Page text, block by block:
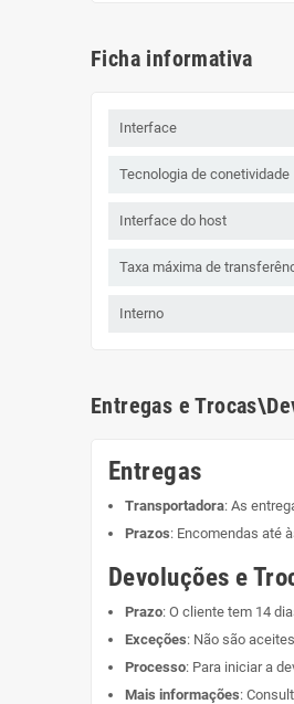
Ficha informativa
Interface
Tecnologia de conetividade
Interface do host
Taxa máxima de
Interno
Entregas e
Entregas
Transportadora: As
Prazos: Encomendas até
Devoluções e
Prazo: O cliente tem 14
Exceções: Não são
Processo: Para iniciar a
Mais informações: